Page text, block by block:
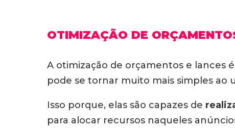
OTIMIZAÇÃO DE
A otimização de orçamentos e lances
pode se tornar muito mais simples ao
Isso porque, elas são capazes de
para alocar recursos naqueles